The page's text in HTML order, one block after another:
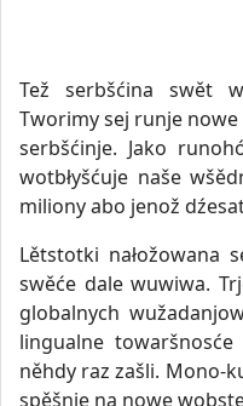
Tež serbšćina swět
Tworimy sej runje
serbšćinje. Jako
wotbłyšćuje naše
miliony abo jenož
Lětstotki nałožowana
swěće dale wuwiwa.
globalnych
lingualne
něhdy raz zašli. Mono-
spěšnje na nowe